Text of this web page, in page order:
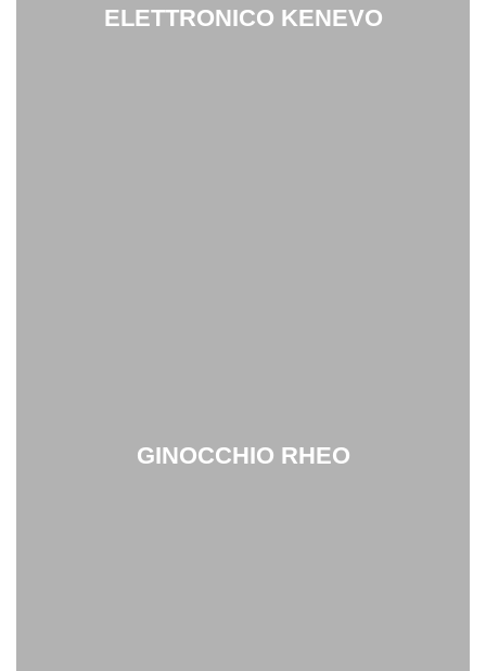
ELETTRONICO KENEVO
GINOCCHIO RHEO